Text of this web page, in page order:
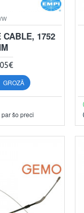
1752
GROZĀ
šo preci